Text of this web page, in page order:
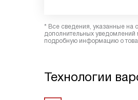
* Все сведения, указанные на
дополнительных уведомлений
подробную информацию о
Технологии